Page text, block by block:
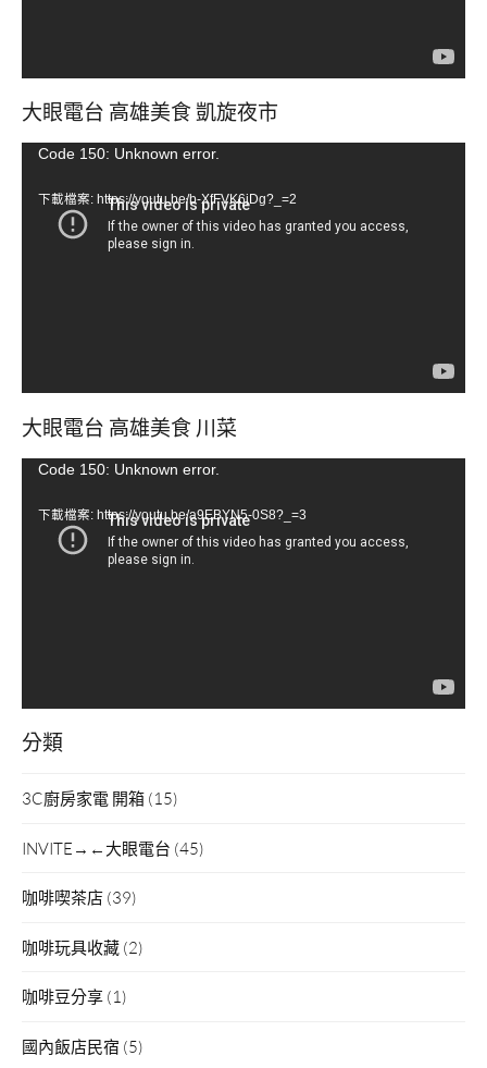
大眼電台 高雄美食 凱旋夜市
視Code 150: Unknown error.
下載檔案: https://youtu.be/b-XfFVK6jDg?_=2
大眼電台 高雄美食 川菜
視Code 150: Unknown error.
下載檔案: https://youtu.be/a9EBYN5-0S8?_=3
分類
3C廚房家電 開箱 (15)
INVITE→←大眼電台 (45)
咖啡喫茶店 (39)
咖啡玩具收藏 (2)
咖啡豆分享 (1)
國內飯店民宿 (5)